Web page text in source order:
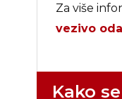
Za više
vezivo
Kako